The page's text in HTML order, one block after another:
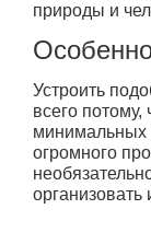
природы и
Устроить
всего потому,
минимальных
огромного